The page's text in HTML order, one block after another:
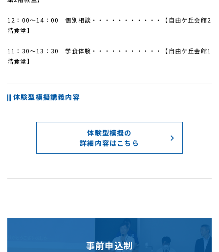
12：00～14：00 個別相談・・・・・・・・・・・【自由ケ丘会館2
階食堂】
11：30～13：30 学食体験・・・・・・・・・・・【自由ケ丘会館1
階食堂】
体験型模擬講義内容
体験型模擬の
詳細内容はこちら
事前申込制